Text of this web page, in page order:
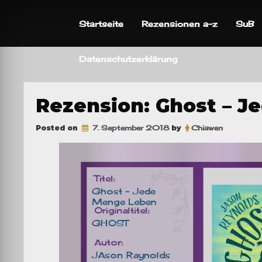
Startseite Rezensionen a-z SuB
Datenschutzerklärung
Rezension: Ghost –
Posted on 7. September 2018by Chiawen